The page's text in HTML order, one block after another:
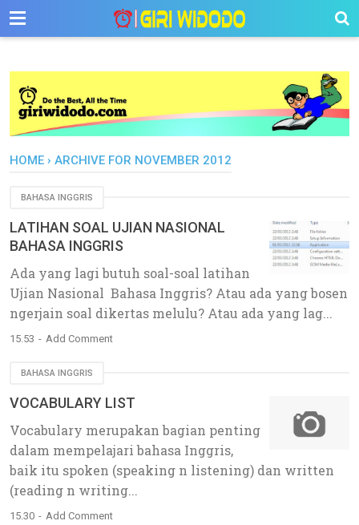
-->
HOME › ARCHIVE FOR NOVEMBER 2012
BAHASA INGGRIS
LATIHAN SOAL UJIAN NASIONAL
BAHASA INGGRIS
Ada yang lagi butuh soal-soal latihan
Ujian Nasional Bahasa Inggris? Atau ada yang bosen
ngerjain soal dikertas melulu? Atau ada yang lag...
15.53 Add Comment
BAHASA INGGRIS
VOCABULARY LIST
Vocabulary merupakan bagian penting
dalam mempelajari bahasa Inggris,
baik itu spoken (speaking n listening) dan written
(reading n writing...
15.30 Add Comment